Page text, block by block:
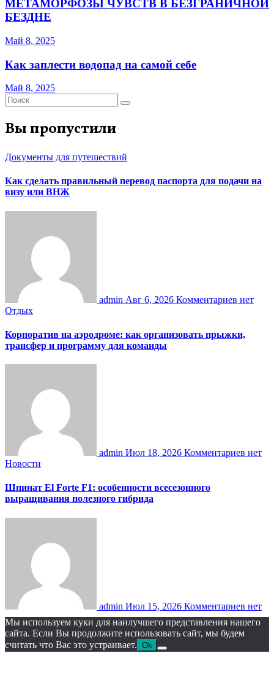
МЕТАМОРФОЗЫ ЧУВСТВ В БЕЗГРАНИЧНОЙ
БЕЗДНЕ
Май 8, 2025
Как заплести водопад на самой себе
Май 8, 2025
Вы пропустили
Документы для путешествий
Как сделать правильный перевод паспорта для подачи на
визу или ВНЖ
admin Авг 6, 2026 Комментариев нет
Отдых
Корпоратив на аэродроме: как организовать прыжки,
трансфер и программу для команды
admin Июл 18, 2026 Комментариев нет
Новости
Шпинат El Forte F1: особенности всесезонного
выращивания полезного гибрида
admin Июл 15, 2026 Комментариев нет
Мы используем куки для наилучшего представления нашего
сайта. Если Вы продолжите использовать сайт, мы будем
считать что Вас это устраивает. Ok